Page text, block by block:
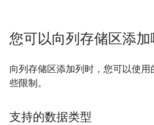
您可以向列存储区添
向列存储区添加列时，您可以使
些限制。
支持的数据类型